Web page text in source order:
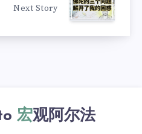
Next Story
宏观阿尔法